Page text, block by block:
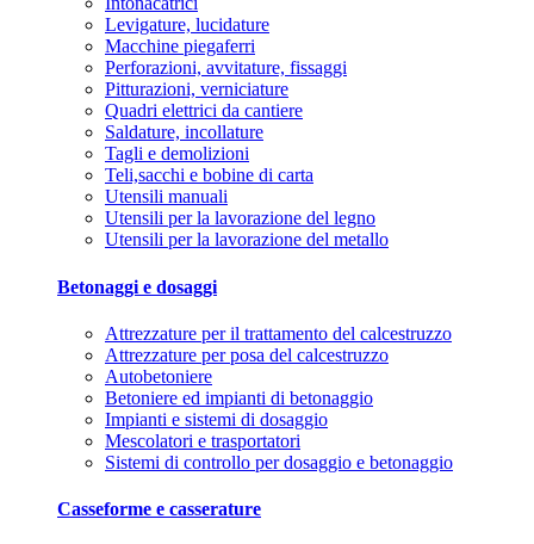
Levigature, lucidature
Macchine piegaferri
Perforazioni, avvitature, fissaggi
Pitturazioni, verniciature
Quadri elettrici da cantiere
Saldature, incollature
Tagli e demolizioni
Teli,sacchi e bobine di carta
Utensili manuali
Utensili per la lavorazione del legno
Utensili per la lavorazione del metallo
Betonaggi e dosaggi
Attrezzature per il trattamento del calcestruzzo
Attrezzature per posa del calcestruzzo
Autobetoniere
Betoniere ed impianti di betonaggio
Impianti e sistemi di dosaggio
Mescolatori e trasportatori
Sistemi di controllo per dosaggio e betonaggio
Casseforme e casserature